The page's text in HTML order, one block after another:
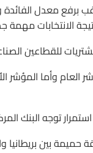
برفع معدل
الانتخابات مهمة
للقطاعين
العام وأما
توجه البنك
حميمة بين بريطانيا